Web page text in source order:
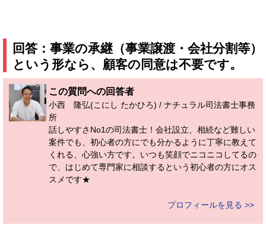
回答：事業の承継（事業譲渡・会社分割等）
という形なら、顧客の同意は不要です。
この質問への回答者
小西 隆弘(こにし たかひろ) / ナチュラル司法書士事務
所
話しやすさNo1の司法書士！会社設立、相続など難しい
案件でも、初心者の方にでも分かるように丁寧に教えて
くれる、心強い方です。いつも笑顔でニコニコしてるの
で、はじめて専門家に相談するという初心者の方にオス
スメです★
プロフィールを見る >>